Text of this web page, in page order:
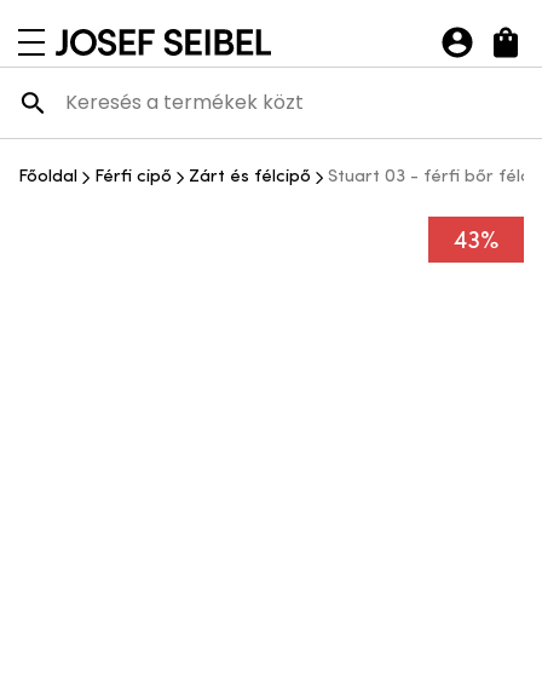
navigációs menü megnyitása
Josef Seibel Webshop
Főoldal Férfi cipő Zárt és félcipő Stuart 03 - férfi bőr
43%